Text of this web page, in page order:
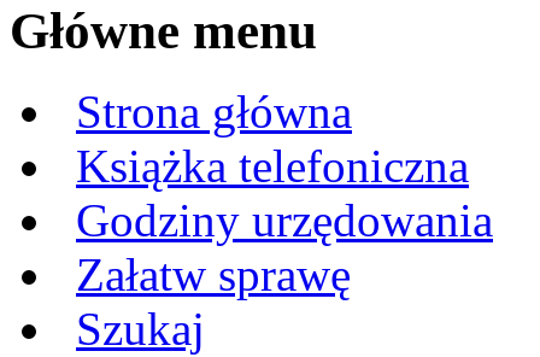
Główne menu
Strona główna
Książka telefoniczna
Godziny urzędowania
Załatw sprawę
Szukaj